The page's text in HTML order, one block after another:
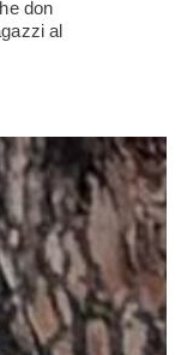
don
al